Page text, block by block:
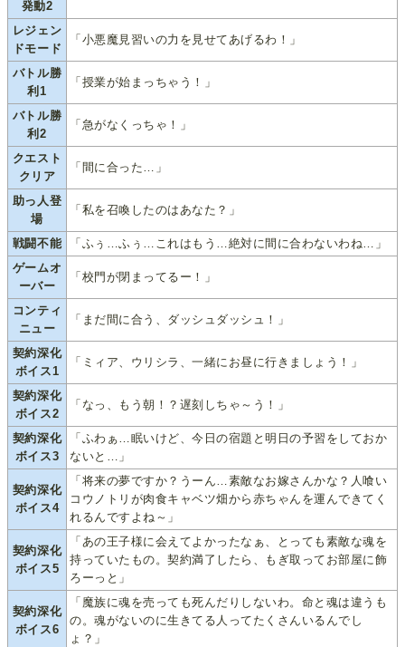
発動2
レジェン
ドモード
「小悪魔見習いの力を見せてあげるわ！」
バトル勝
利1
「授業が始まっちゃう！」
バトル勝
利2
「急がなくっちゃ！」
クエスト
クリア
「間に合った…」
助っ人登
場
「私を召喚したのはあなた？」
戦闘不能
「ふぅ…ふぅ…これはもう…絶対に間に合わないわね…」
ゲームオ
ーバー
「校門が閉まってるー！」
コンティ
ニュー
「まだ間に合う、ダッシュダッシュ！」
契約深化
ボイス1
「ミィア、ウリシラ、一緒にお昼に行きましょう！」
契約深化
ボイス2
「なっ、もう朝！？遅刻しちゃ～う！」
契約深化
ボイス3
「ふわぁ…眠いけど、今日の宿題と明日の予習をしておか
ないと…」
契約深化
ボイス4
「将来の夢ですか？うーん…素敵なお嫁さんかな？人喰い
コウノトリが肉食キャベツ畑から赤ちゃんを運んできてく
れるんですよね～」
契約深化
ボイス5
「あの王子様に会えてよかったなぁ、とっても素敵な魂を
持っていたもの。契約満了したら、もぎ取ってお部屋に飾
ろーっと」
契約深化
ボイス6
「魔族に魂を売っても死んだりしないわ。命と魂は違うも
の。魂がないのに生きてる人ってたくさんいるんでし
ょ？」